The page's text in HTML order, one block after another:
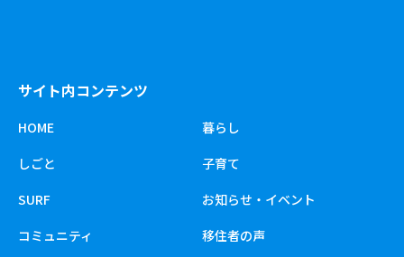
サイト内コンテンツ
HOME
暮らし
しごと
子育て
SURF
お知らせ・イベント
コミュニティ
移住者の声